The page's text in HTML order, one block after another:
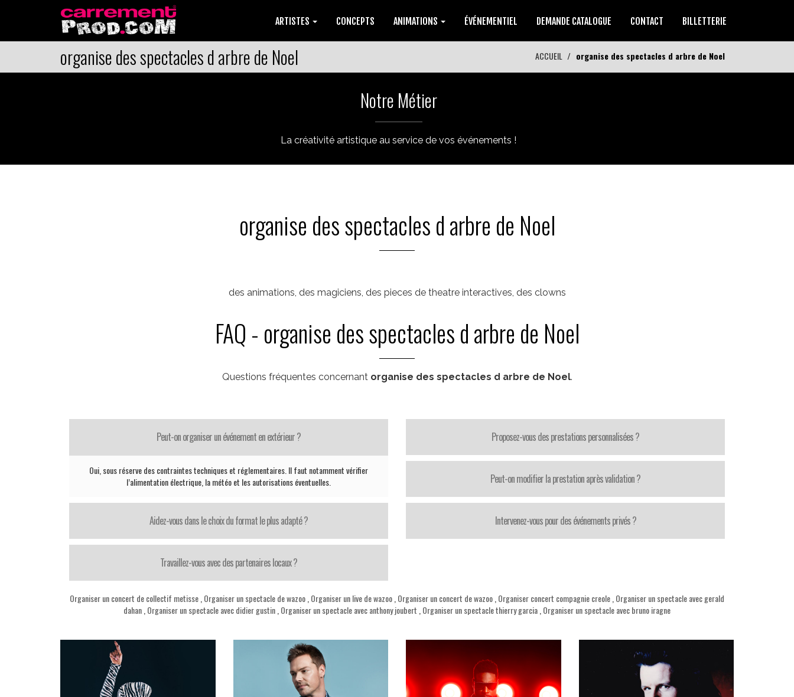
ARTISTES CONCEPTS ANIMATIONS ÉVÉNEMENTIEL DEMANDE CATALOGUE CONTACT BILLETTERIE
organise des spectacles d arbre de Noel ACCUEIL organise des spectacles d arbre de Noel
Notre Métier
La créativité artistique au service de vos événements !
organise des spectacles d arbre de Noel
des animations, des magiciens, des pieces de theatre interactives, des clowns
FAQ - organise des spectacles d arbre de Noel
Questions fréquentes concernant organise des spectacles d arbre de Noel.
Peut-on organiser un événement en extérieur ?
Oui, sous réserve des contraintes techniques et réglementaires. Il faut notamment vérifier
l’alimentation électrique, la météo et les autorisations éventuelles.
Aidez-vous dans le choix du format le plus adapté ?
Travaillez-vous avec des partenaires locaux ?
Proposez-vous des prestations personnalisées ?
Peut-on modifier la prestation après validation ?
Intervenez-vous pour des événements privés ?
Organiser un concert de collectif metisse Organiser un spectacle de wazoo Organiser un live de wazoo Organiser un concert de wazoo Organiser concert compagnie creole Organiser un spectacle avec gerald
dahan Organiser un spectacle avec didier gustin Organiser un spectacle avec anthony joubert Organiser un spectacle thierry garcia Organiser un spectacle avec bruno iragne